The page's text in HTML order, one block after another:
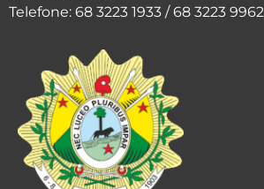
Telefone: 68 3223 1933 / 68 3223 9962